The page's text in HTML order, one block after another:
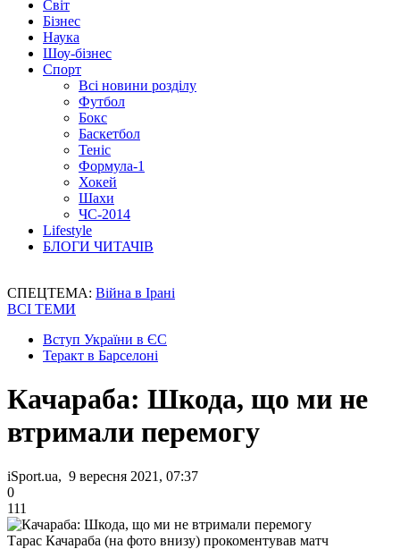
Світ
Бізнес
Наука
Шоу-бізнес
Спорт
Всі новини розділу
Футбол
Бокс
Баскетбол
Теніс
Формула-1
Хокей
Шахи
ЧС-2014
Lifestyle
БЛОГИ ЧИТАЧІВ
СПЕЦТЕМА: Війна в Ірані
ВСІ ТЕМИ
Вступ України в ЄС
Теракт в Барселоні
Качараба: Шкода, що ми не
втримали перемогу
iSport.ua, 9 вересня 2021, 07:37
0
111
Тарас Качараба (на фото внизу) прокоментував матч